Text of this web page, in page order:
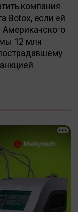
компания
Botox, если ей
Американского
12 млн